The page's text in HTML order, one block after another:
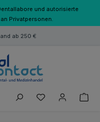
und autorisierte
Privatpersonen.
ab 250 €
Du hast 0